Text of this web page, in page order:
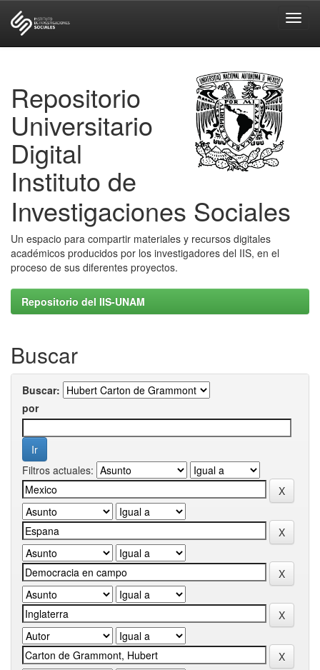
Repositorio
Universitario
Digital
Instituto de
Investigaciones Sociales
Un espacio para compartir materiales y recursos digitales
académicos producidos por los investigadores del IIS, en el
proceso de sus diferentes proyectos.
Repositorio del IIS-UNAM
Buscar
Buscar:
por
Filtros actuales: